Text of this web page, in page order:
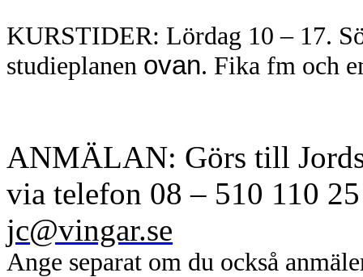
KURSTIDER: Lördag 10 – 17.
studieplanen ovan. Fika fm och
ANMÄLAN: Görs till
via telefon 08 – 510 110
jc@vingar.se
Ange separat om du också